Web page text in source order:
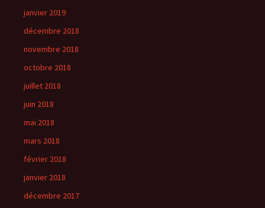
janvier 2019
décembre 2018
novembre 2018
octobre 2018
juillet 2018
juin 2018
mai 2018
mars 2018
février 2018
janvier 2018
décembre 2017